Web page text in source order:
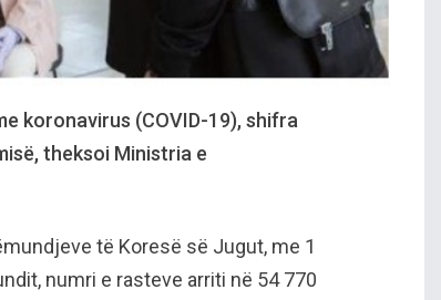
koronavirus (COVID-19), shifra
theksoi Ministria e
të Koresë së Jugut, me 1
numri e rasteve arriti në 54 770